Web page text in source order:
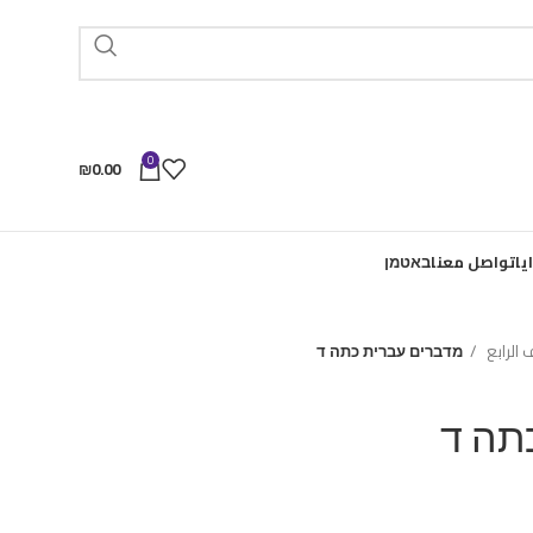
0
₪0.00
تواصل معناבאטמן
מדברים עברית כתה ד
ד